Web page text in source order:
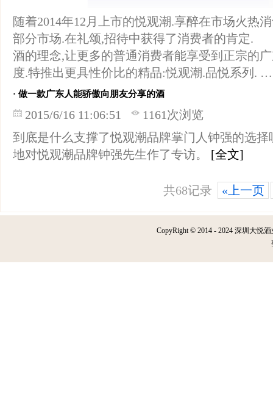
随着2014年12月上市的悦观潮.享醉在市场火热
部分市场.在礼颂,招待中获得了消费者的肯
酒的理念,让更多的普通消费者能享受到正宗的
度.特推出更具性价比的精品:悦观潮.品悦系列.
· 做一款广东人能骄傲向朋友分享的酒
2015/6/16 11:06:51
1161次浏览
到底是什么支撑了悦观潮品牌掌门人钟强的选
地对悦观潮品牌钟强先生作了专访。 [全文]
共68记录 «上一页
CopyRight © 2014 - 2024 深圳大悦